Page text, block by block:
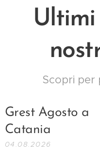
Scopri per
Grest Agosto a
Catania
04.08.2026